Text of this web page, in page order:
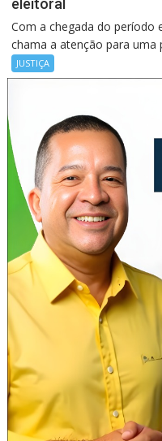
Com a chegada do período
chama a atenção para uma
JUSTIÇA